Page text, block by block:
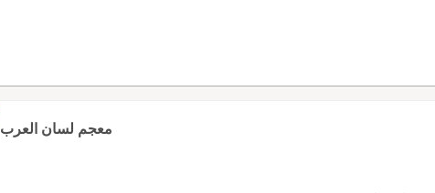
معجم لسان العرب